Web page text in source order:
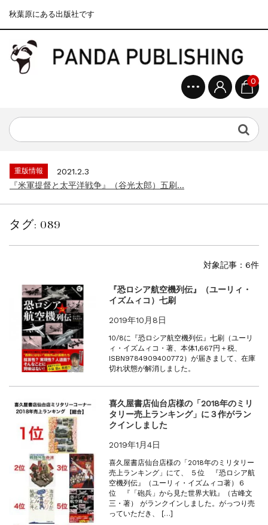
秋葉原にある出版社です
0
『F-2超入門』（関 賢太郎）三刷...
重版情報
2021.3.25
重版情報
2021.2.3
『米軍提督と太平洋戦争』（谷光太郎）五刷...
重版情報
2020.12.18
重版情報
2021.3.25
『〈決定版〉ソ連・ロシア 戦車王国の系譜...
重版情報
2021.2.3
『米軍提督と太平洋戦争』（谷光太郎）五刷...
重版情報
2020.12.18
『「砲兵」から見た世界大戦』（古峰文三）...
重版情報
2020.12.18
『日本陸海軍はなぜロジスティクスを軽視し...
重版情報
2020.12.18
『F-2超入門』（関 賢太郎）三刷...
タグ:089
対象記事：6件
『恐ロシア航空機列伝』（ユーリィ・
イズムィコ）七刷
2019年10月8日
10/8に『恐ロシア航空機列伝』七刷（ユーリ
ィ・イズムィコ・著、本体1,667円＋税、
ISBN9784909400772）が届きまして、在庫
切れ状態が解消しました。
喜久屋書店仙台店様の「2018年のミリ
タリー売上ランキング」に３作がラン
クインしました
2019年1月4日
喜久屋書店仙台店様の「2018年のミリタリー
売上ランキング」にて、 ５位 『恐ロシア航
空機列伝』（ユーリィ・イズムィコ著）６
位 『「砲兵」から見た世界大戦』（古峰文
三・著） がランクインしました。がっつり売
っていただき、 […]